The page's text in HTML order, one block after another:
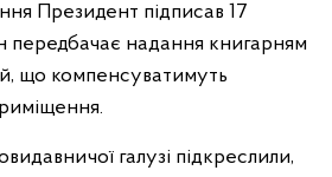
Президент підписав 17
передбачає надання книгарням
що компенсуватимуть
галузі підкреслили,